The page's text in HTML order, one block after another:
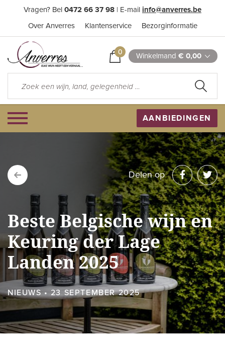
Vragen? Bel 0472 66 37 98 | E-mail info@anverres.be
Over Anverres Klantenservice Bezorginformatie
0 Winkelmand € 0,00
AANBIEDINGEN
Delen op
Beste Belgische wijn en
Keuring der Lage
Landen 2025
NIEUWS 23 SEPTEMBER 2025